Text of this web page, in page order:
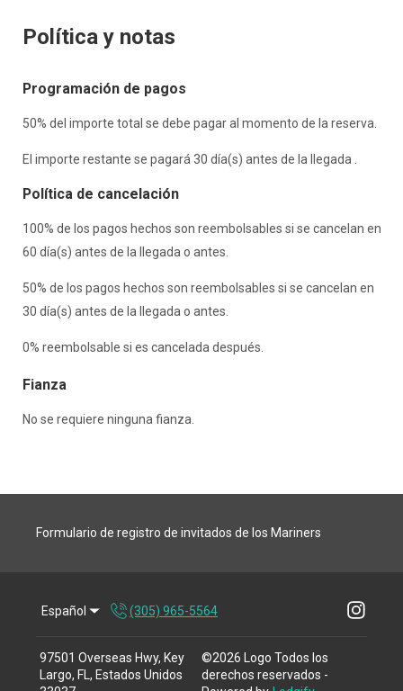
Política y notas
Programación de pagos
50% del importe total se debe pagar al momento de la reserva.
El importe restante se pagará 30 día(s) antes de la llegada .
Política de cancelación
100% de los pagos hechos son reembolsables si se cancelan en
60 día(s) antes de la llegada o antes.
50% de los pagos hechos son reembolsables si se cancelan en
30 día(s) antes de la llegada o antes.
0% reembolsable si es cancelada después.
Fianza
No se requiere ninguna fianza.
Formulario de registro de invitados de los Mariners
Español (305) 965-5564
97501 Overseas Hwy, Key
Largo, FL, Estados Unidos
©2026 Logo Todos los
derechos reservados -